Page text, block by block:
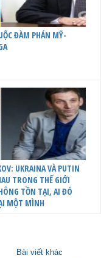
ĐÀM PHÁN MỸ-
UKRAINA VÀ PUTIN
TRONG THẾ GIỚI
TỒN TẠI, AI ĐÓ
MỘT MÌNH
Bài viết khác